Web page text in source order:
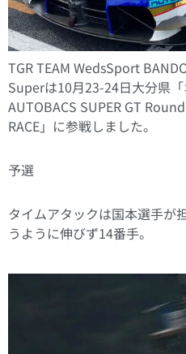
TGR TEAM WedsSport
Superは10月23-24日大分県
AUTOBACS SUPER GT
RACE」に参戦しました。
予選
タイムアタックは国本選手が
うように伸びず14番手。